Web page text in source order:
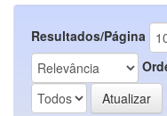
Resultados/Página